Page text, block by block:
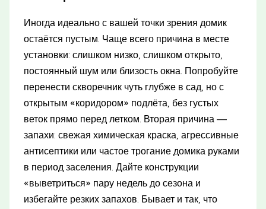
Иногда идеально с вашей точки зрения домик
остаётся пустым. Чаще всего причина в месте
установки: слишком низко, слишком открыто,
постоянный шум или близость окна. Попробуйте
перенести скворечник чуть глубже в сад, но с
открытым «коридором» подлёта, без густых
веток прямо перед летком. Вторая причина —
запахи: свежая химическая краска, агрессивные
антисептики или частое трогание домика руками
в период заселения. Дайте конструкции
«выветриться» пару недель до сезона и
избегайте резких запахов. Бывает и так, что